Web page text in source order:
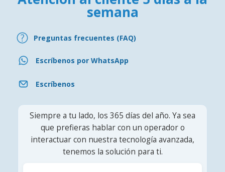
semana
Preguntas frecuentes (FAQ)
Escríbenos por WhatsApp
Escríbenos
Siempre a tu lado, los 365 días del año. Ya sea
que prefieras hablar con un operador o
interactuar con nuestra tecnología avanzada,
tenemos la solución para ti.